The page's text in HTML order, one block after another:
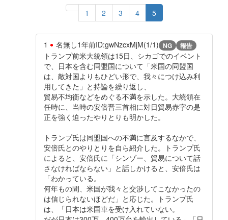
1 2 3 4 5
1 名無し1年前ID:gwNzcxMjM(1/1) NG 報告
トランプ前米大統領は15日、シカゴでのイベント
で、日本を含む同盟国について「米国の同盟国
は、敵対国よりもひどい形で、我々につけ込み利
用してきた」と持論を繰り返し、
貿易不均衡などをめぐる不満を示した。大統領在
任時に、当時の安倍晋三首相に対日貿易赤字の是
正を強く迫ったやりとりも明かした。
トランプ氏は同盟国への不満に言及するなかで、
安倍氏とのやりとりを自ら紹介した。トランプ氏
によると、安倍氏に「シンゾー、貿易について話
さなければならない」と話しかけると、安倍氏は
「わかっている。
何年もの間、米国が我々と交渉してこなかったの
は信じられないほどだ」と応じた。トランプ氏
は、「日本は米国車を受け入れていない。